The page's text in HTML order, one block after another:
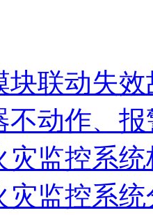
块联动失效
不动作、
灾监控系
灾监控系